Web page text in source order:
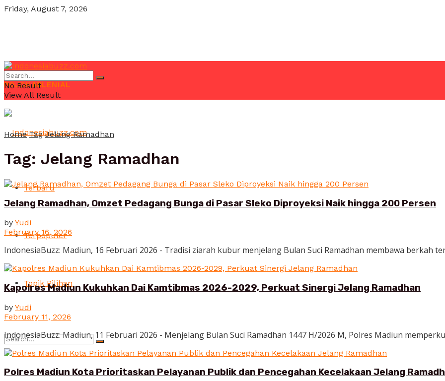
Friday, August 7, 2026
POJOK MILENIAL
Terbaru
Terpopuler
Topik Pilihan
No Result
View All Result
Home Tag Jelang Ramadhan
Tag: Jelang Ramadhan
Jelang Ramadhan, Omzet Pedagang Bunga di Pasar Sleko Diproyeksi Naik hingga 200 Persen
by Yudi
February 16, 2026
IndonesiaBuzz: Madiun, 16 Februari 2026 - Tradisi ziarah kubur menjelang Bulan Suci Ramadhan membawa berkah
Kapolres Madiun Kukuhkan Dai Kamtibmas 2026-2029, Perkuat Sinergi Jelang Ramadhan
by Yudi
February 11, 2026
IndonesiaBuzz: Madiun, 11 Februari 2026 - Menjelang Bulan Suci Ramadhan 1447 H/2026 M, Polres Madiun
Polres Madiun Kota Prioritaskan Pelayanan Publik dan Pencegahan Kecelakaan Jelang